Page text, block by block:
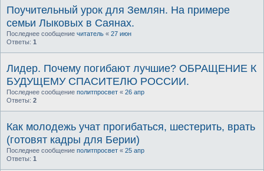
Поучительный урок для Землян. На примере
семьи Лыковых в Саянах.
Последнее сообщение читатель « 27 июн
Ответы: 1
Лидер. Почему погибают лучшие? ОБРАЩЕНИЕ К
БУДУЩЕМУ СПАСИТЕЛЮ РОССИИ.
Последнее сообщение политпросвет « 26 апр
Ответы: 2
Как молодежь учат прогибаться, шестерить, врать
(готовят кадры для Берии)
Последнее сообщение политпросвет « 25 апр
Ответы: 1